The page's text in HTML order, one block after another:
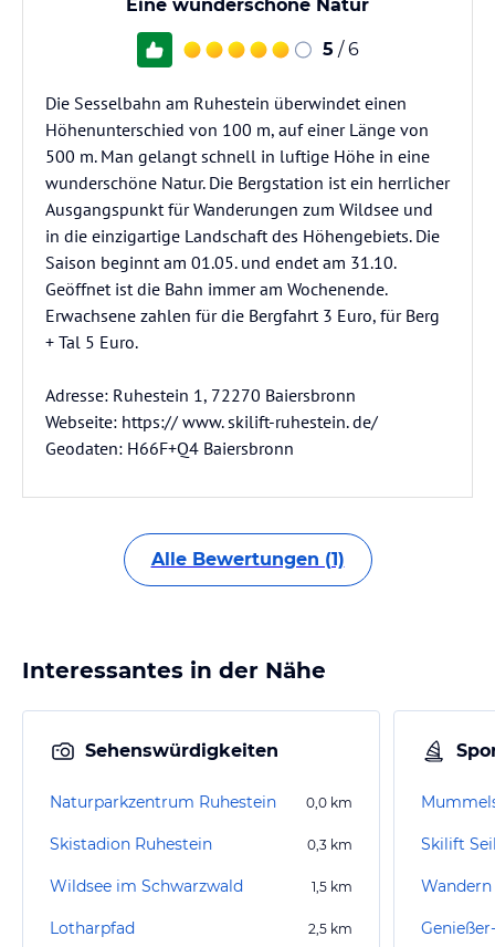
Eine wunderschöne Natur
5 / 6
Die Sesselbahn am Ruhestein überwindet einen
Höhenunterschied von 100 m, auf einer Länge von
500 m. Man gelangt schnell in luftige Höhe in eine
wunderschöne Natur. Die Bergstation ist ein herrlicher
Ausgangspunkt für Wanderungen zum Wildsee und
in die einzigartige Landschaft des Höhengebiets. Die
Saison beginnt am 01.05. und endet am 31.10.
Geöffnet ist die Bahn immer am Wochenende.
Erwachsene zahlen für die Bergfahrt 3 Euro, für Berg
+ Tal 5 Euro.
Adresse: Ruhestein 1, 72270 Baiersbronn
Webseite: https:// www. skilift-ruhestein. de/
Geodaten: H66F+Q4 Baiersbronn
Alle Bewertungen (1)
Interessantes in der Nähe
Sehenswürdigkeiten
Naturparkzentrum Ruhestein 0,0 km
Skistadion Ruhestein 0,3 km
Wildsee im Schwarzwald 1,5 km
Lotharpfad 2,5 km
Skilift